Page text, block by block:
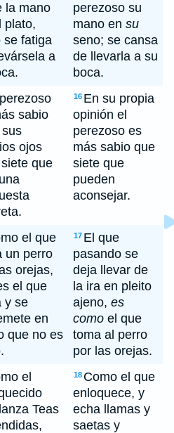
la mano
plato,
se fatiga
a
perezoso su
mano en su
seno; se cansa
de llevarla a su
boca.
sabio
ojos
que
16 En su propia
opinión el
perezoso es
más sabio que
siete que
pueden
aconsejar.
el que
un perro
orejas,
el que
y se
en
que no es
17 El que
pasando se
deja llevar de
la ira en pleito
ajeno, es
como el que
toma al perro
por las orejas.
el
Teas
18 Como el que
enloquece, y
echa llamas y
saetas y